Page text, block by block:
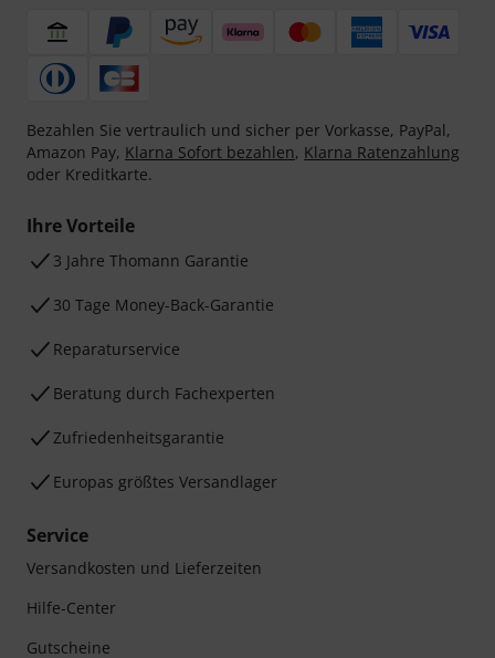
Bezahlen Sie vertraulich und sicher per Vorkasse, PayPal,
Amazon Pay, Klarna Sofort bezahlen, Klarna Ratenzahlung
oder Kreditkarte.
Ihre Vorteile
3 Jahre Thomann Garantie
30 Tage Money-Back-Garantie
Reparaturservice
Beratung durch Fachexperten
Zufriedenheitsgarantie
Europas größtes Versandlager
Service
Versandkosten und Lieferzeiten
Hilfe-Center
Gutscheine